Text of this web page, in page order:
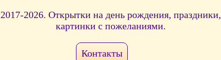
2017-2026. Открытки на день рождения, праздники,
картинки с пожеланиями.
Контакты